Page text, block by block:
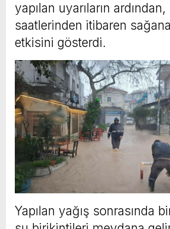
yapılan uyarıların
saatlerinden itibaren
etkisini gösterdi.
Yapılan yağış sonrasında